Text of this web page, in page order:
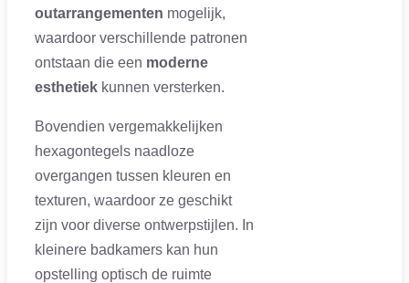
outarrangementen mogelijk,
waardoor verschillende patronen
ontstaan die een moderne
esthetiek kunnen versterken.
Bovendien vergemakkelijken
hexagontegels naadloze
overgangen tussen kleuren en
texturen, waardoor ze geschikt
zijn voor diverse ontwerpstijlen. In
kleinere badkamers kan hun
opstelling optisch de ruimte